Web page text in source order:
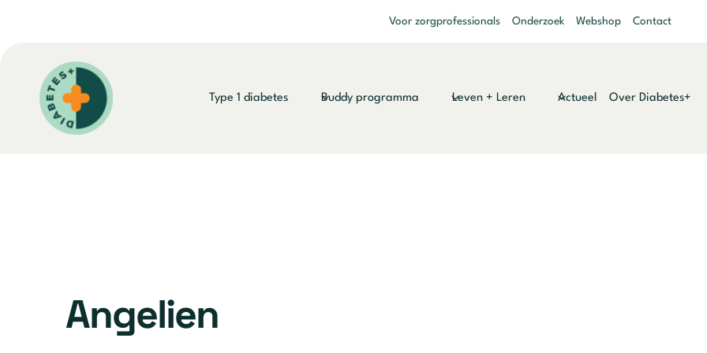
Voor zorgprofessionals Onderzoek Webshop Contact
Type 1 diabetes Buddy programma Leven + Leren Actueel Over Diabetes+
Angelien